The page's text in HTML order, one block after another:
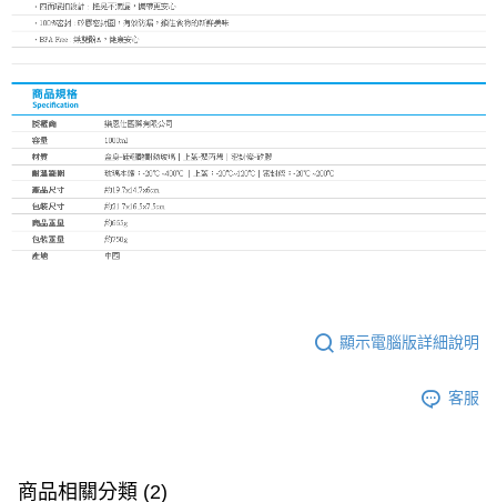
顯示電腦版詳細說明
客服
商品相關分類 (2)